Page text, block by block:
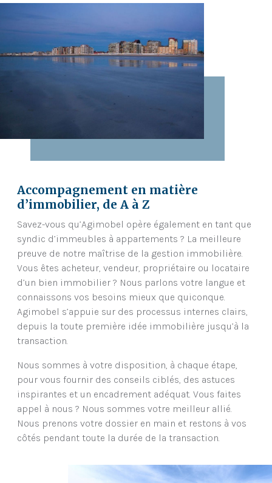
Accompagnement en matière
d’immobilier, de A à Z
Savez-vous qu’Agimobel opère également en tant que
syndic d’immeubles à appartements ? La meilleure
preuve de notre maîtrise de la gestion immobilière.
Vous êtes acheteur, vendeur, propriétaire ou locataire
d’un bien immobilier ? Nous parlons votre langue et
connaissons vos besoins mieux que quiconque.
Agimobel s’appuie sur des processus internes clairs,
depuis la toute première idée immobilière jusqu’à la
transaction.
Nous sommes à votre disposition, à chaque étape,
pour vous fournir des conseils ciblés, des astuces
inspirantes et un encadrement adéquat. Vous faites
appel à nous ? Nous sommes votre meilleur allié.
Nous prenons votre dossier en main et restons à vos
côtés pendant toute la durée de la transaction.